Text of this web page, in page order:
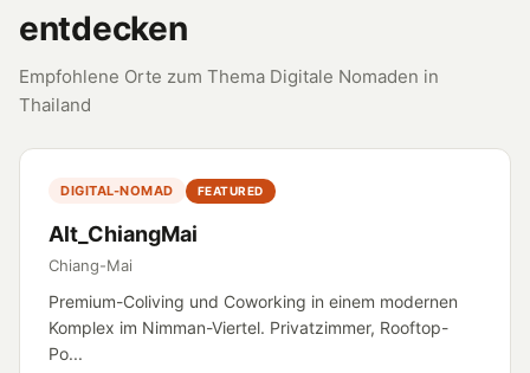
entdecken
Empfohlene Orte zum Thema Digitale Nomaden in
Thailand
DIGITAL-NOMAD FEATURED
Alt_ChiangMai
Chiang-Mai
Premium-Coliving und Coworking in einem modernen
Komplex im Nimman-Viertel. Privatzimmer, Rooftop-
Po...